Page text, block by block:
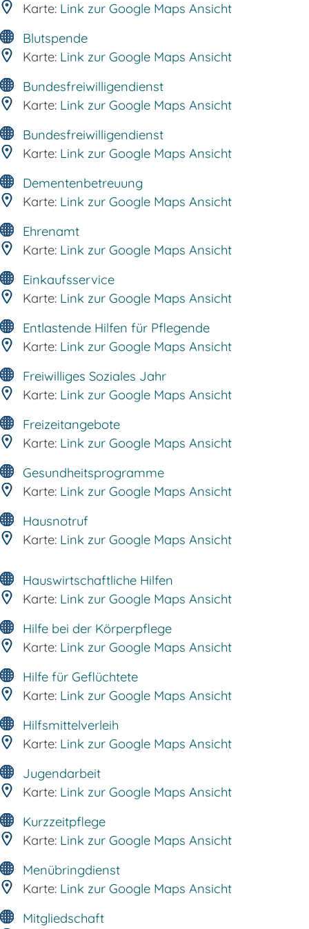
Karte: Link zur Google Maps Ansicht
Blutspende
Karte: Link zur Google Maps Ansicht
Bundesfreiwilligendienst
Karte: Link zur Google Maps Ansicht
Bundesfreiwilligendienst
Karte: Link zur Google Maps Ansicht
Dementenbetreuung
Karte: Link zur Google Maps Ansicht
Ehrenamt
Karte: Link zur Google Maps Ansicht
Einkaufsservice
Karte: Link zur Google Maps Ansicht
Entlastende Hilfen für Pflegende
Karte: Link zur Google Maps Ansicht
Freiwilliges Soziales Jahr
Karte: Link zur Google Maps Ansicht
Freizeitangebote
Karte: Link zur Google Maps Ansicht
Gesundheitsprogramme
Karte: Link zur Google Maps Ansicht
Hausnotruf
Karte: Link zur Google Maps Ansicht
Hauswirtschaftliche Hilfen
Karte: Link zur Google Maps Ansicht
Hilfe bei der Körperpflege
Karte: Link zur Google Maps Ansicht
Hilfe für Geflüchtete
Karte: Link zur Google Maps Ansicht
Hilfsmittelverleih
Karte: Link zur Google Maps Ansicht
Jugendarbeit
Karte: Link zur Google Maps Ansicht
Kurzzeitpflege
Karte: Link zur Google Maps Ansicht
Menübringdienst
Karte: Link zur Google Maps Ansicht
Mitgliedschaft